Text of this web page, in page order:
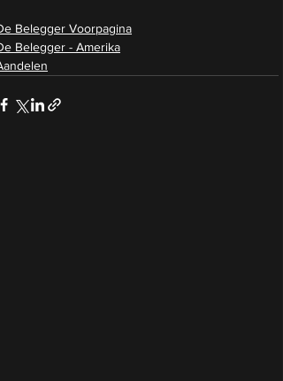
Belegger Voorpagina
Belegger - Amerika